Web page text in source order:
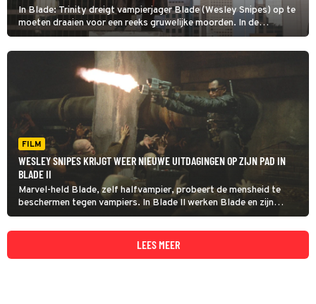
In Blade: Trinity dreigt vampierjager Blade (Wesley Snipes) op te
moeten draaien voor een reeks gruwelijke moorden. In de
tussentijd moet hij ook voorkomen dat de vampieren het menselijk
ras uitroeien.
FILM
WESLEY SNIPES KRIJGT WEER NIEUWE UITDAGINGEN OP ZIJN PAD IN
BLADE II
Marvel-held Blade, zelf halfvampier, probeert de mensheid te
beschermen tegen vampiers. In Blade II werken Blade en zijn
medevampierjagers juist samen met de vampiers. Hun
tegenstander: de levensgevaarlijke reapers.
LEES MEER